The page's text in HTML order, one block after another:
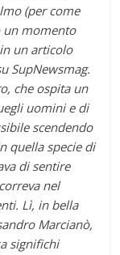
(per come
un momento
un articolo
SupNewsmag.
che ospita un
uomini e di
scendendo
quella specie di
di sentire
nel
Lì, in bella
Marcianò,
significhi